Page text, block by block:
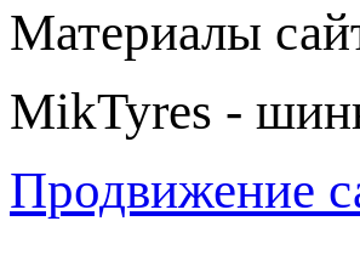
Материалы
MikTyres -
Продвижение